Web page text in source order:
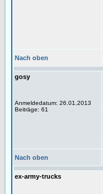
Nach oben
gosy
Anmeldedatum: 26.01.2013
Beiträge: 61
Nach oben
ex-army-trucks